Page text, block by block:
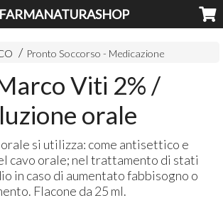
FARMANATURASHOP
Pronto Soccorso - Medicazione
Viti 2% /
orale
si utilizza: come antisettico e
cavo orale; nel trattamento di stati
in caso di aumentato fabbisogno o
Flacone da 25 ml.